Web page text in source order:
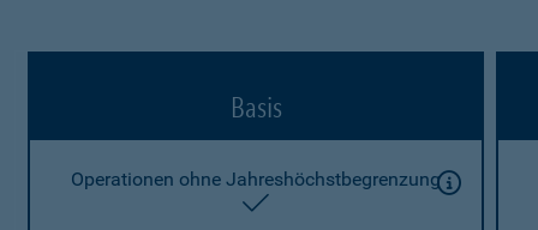
Basis
Operationen ohne Jahreshöchstbegrenzung